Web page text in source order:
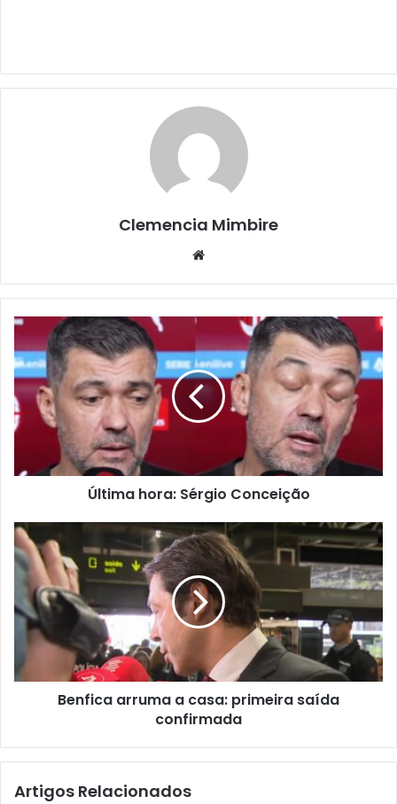
Clemencia Mimbire
Website
Última hora: Sérgio Conceição
Benfica arruma a casa: primeira saída
confirmada
Artigos Relacionados